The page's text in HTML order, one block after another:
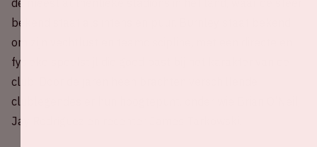
de meest authentieke stadions in het land, waar de sfeer
bekend staat als intens en puur. Burnley staat bekend
om zijn vechtlust en teamdiscipline, met een directe en
fysieke speelstijl die goed past bij het karakter van de
club. Door de jaren heen brachten verschillende
clublegendes er hun hoogtepunt, onder wie Brian O’Neil,
Jay Rodríguez en recenter James Tarkowski.